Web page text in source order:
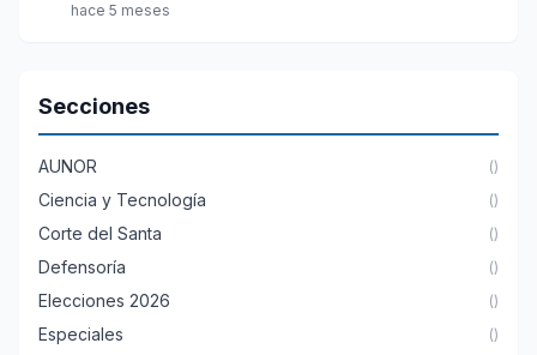
hace 5 meses
Secciones
AUNOR ()
Ciencia y Tecnología ()
Corte del Santa ()
Defensoría ()
Elecciones 2026 ()
Especiales ()